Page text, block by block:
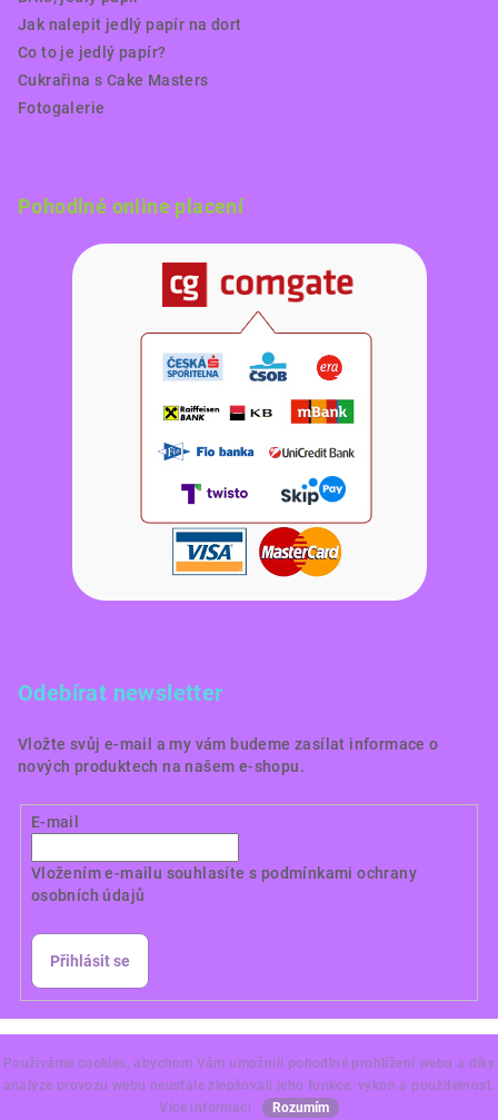
Používáme cookies, abychom Vám umožnili pohodlné prohlížení webu a díky
analýze provozu webu neustále zlepšovali jeho funkce, výkon a použitelnost.
Více informací
Rozumím
Jak nalepit jedlý papír na dort
Co to je jedlý papír?
Cukrařina s Cake Masters
Fotogalerie
Pohodlné online placení
Odebírat newsletter
Vložte svůj e-mail a my vám budeme zasílat informace o
nových produktech na našem e-shopu.
E-mail
Vložením e-mailu souhlasíte s podmínkami ochrany
osobních údajů
Přihlásit se
vyhrazena.
Vytvořil Shoptet Premium